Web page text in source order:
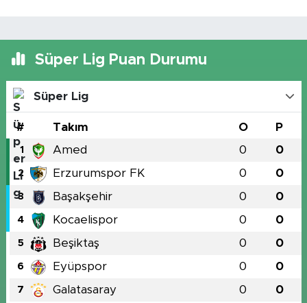
Süper Lig Puan Durumu
Süper Lig
# Takım O P
1 Amed 0 0
2 Erzurumspor FK 0 0
3 Başakşehir 0 0
4 Kocaelispor 0 0
5 Beşiktaş 0 0
6 Eyüpspor 0 0
7 Galatasaray 0 0